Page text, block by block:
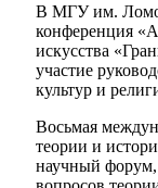
В МГУ им.
конференция
искусства
участие
культур и
Восьмая
теории и
научный